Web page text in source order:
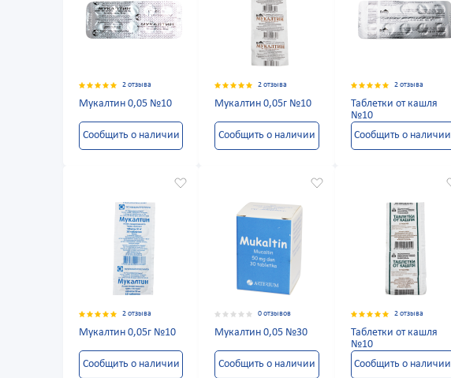
2 отзыва
Мукалтин 0,05 №10
Сообщить о наличии
2 отзыва
Мукалтин 0,05г №10
Сообщить о наличии
2 отзыва
Таблетки от кашля
№10
Сообщить о наличии
2 отзыва
Мукалтин 0,05г №10
Сообщить о наличии
0 отзывов
Мукалтин 0,05 №30
Сообщить о наличии
2 отзыва
Таблетки от кашля
№10
Сообщить о наличии